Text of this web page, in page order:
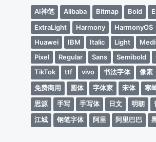
AI神笔 Alibaba Bitmap Bold
ExtraLight
Harmony HarmonyOS
Huawei
IBM Italic Light
Pixel
Regular Sans Semibold
TikTok
ttf vivo 书法字体 像素
免费商用
圆体 字体家 宋体 寒
思源
手写 手写体 日文 明朝
江城
钢笔字体 阿里 阿里巴巴